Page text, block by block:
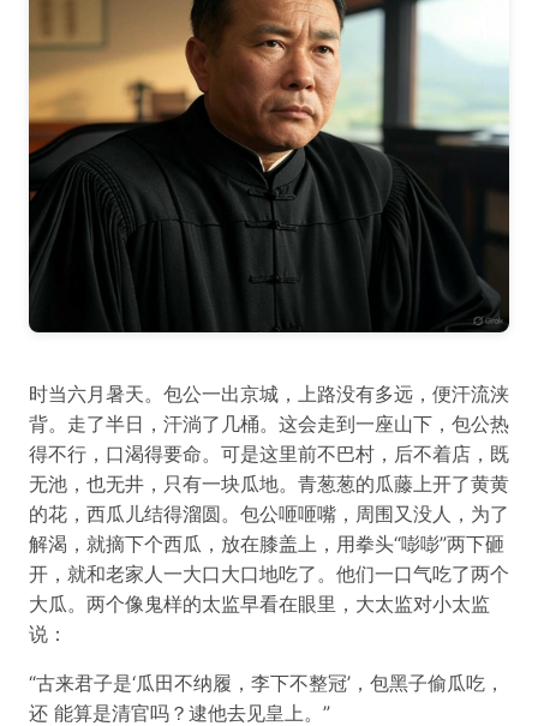
时当六月暑天。包公一出京城，上路没有多远，便汗流浃
背。走了半日，汗淌了几桶。这会走到一座山下，包公热
得不行，口渴得要命。可是这里前不巴村，后不着店，既
无池，也无井，只有一块瓜地。青葱葱的瓜藤上开了黄黄
的花，西瓜儿结得溜圆。包公咂咂嘴，周围又没人，为了
解渴，就摘下个西瓜，放在膝盖上，用拳头“嘭嘭”两下砸
开，就和老家人一大口大口地吃了。他们一口气吃了两个
大瓜。两个像鬼样的太监早看在眼里，大太监对小太监
说：
“古来君子是‘瓜田不纳履，李下不整冠’，包黑子偷瓜吃，
还 能算是清官吗？逮他去见皇上。”